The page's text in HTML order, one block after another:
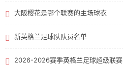
大阪樱花是哪个联赛的主场球衣
新英格兰足球队队员名单
2026-2026赛季英格兰足球超级联赛